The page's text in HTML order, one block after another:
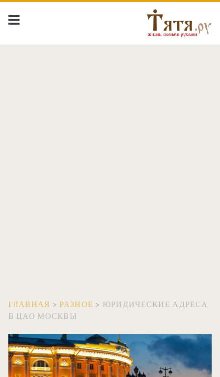
ГЛАВНАЯ >РАЗНОЕ > ЮРИДИЧЕСКИЕ АДРЕСА
В ЦАО МОСКВЫ